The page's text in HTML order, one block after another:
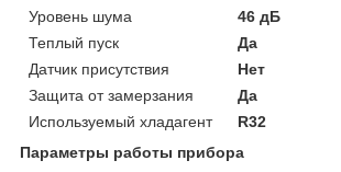
Уровень шума
46 дБ
Теплый пуск
Да
Датчик присутствия
Нет
Защита от замерзания
Да
Используемый хладагент
R32
Параметры работы прибора